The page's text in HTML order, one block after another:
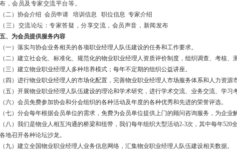
布，会员及专家交流平台等。
（二）协会介绍 会员申请 培训信息 职位信息 专家介绍
（三）交流论坛：专家答疑，分享交流，会员声音，新闻发布
五、为会员提供服务内容
（一）落实与协会业务相关的各项职业经理人队伍建设的任务和工作要求。
（二）建立社会化、标准化、规范化的物业职业经理人资质评价制度，组织调查、考核、
（三）建立物业职业经理人多种培养模式；每年不定期的组织公益讲座。
（四）进行物业职业经理人的市场化配置，完善物业职业经理人市场服务体系和人力资源
（五）开展物业职业经理人队伍建设的理论和学术研究，进行学术交流、业务交流、学习
（六）会员免费参加协会和分会组织的各种活动及年度的各种优秀和先进的荣誉评选。
（七）分会每年根据会员单位的需求，免费为会员单位提供上门的顾问咨询服务，为企业
（八）我们是物业人相互沟通的桥梁和纽带，我们每年组织大型活动2-3次，其中每年520
各地召开各种论坛沙龙。
（九）建立全国物业职业经理人业务信息网络，汇集物业职业经理人队伍建设相关数据。